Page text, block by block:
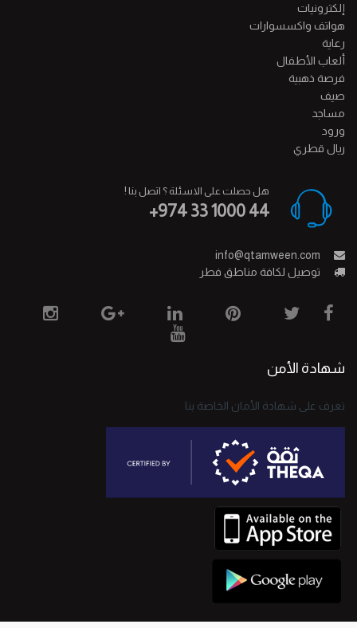
إلكترونيات
هواتف واكسسوارات
رعاية
ألعاب الأطفال
فرصة ذهبية
صيف
مساجد
ورود
ريال قطري
هل حصلت على الاسئلة ؟ اتصل بنا !
+974 33 1000 44
info@qtamween.com
توصيل لكافة مناطق فطر
شهادة الأمن
تعرف على شهادة الأمان الخاصة بنا